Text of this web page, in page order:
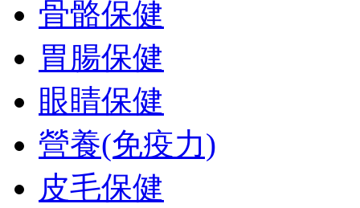
骨骼保健
胃腸保健
眼睛保健
營養(免疫力)
皮毛保健